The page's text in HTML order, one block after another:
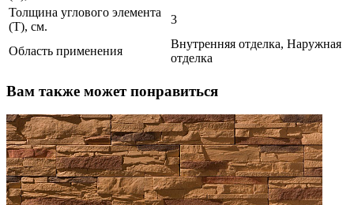
Толщина углового элемента
(T), см.
3
Область применения
Внутренняя отделка, Наружная
отделка
Вам также может понравиться